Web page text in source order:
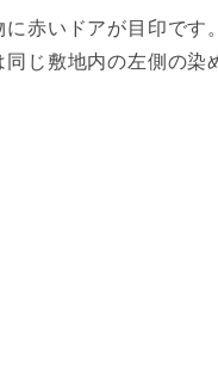
に赤いドアが目印です。
同じ敷地内の左側の染